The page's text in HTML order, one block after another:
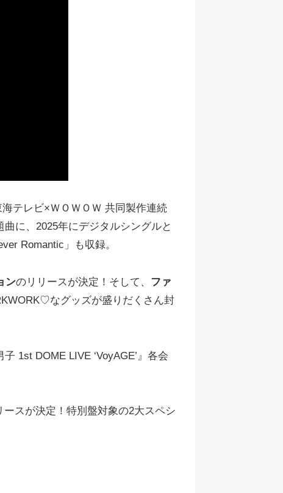
テレビ×ＷＯＷＯＷ 共同製作連続
に、2025年にデジタルシングルと
Romantic」も収録。
ンのリリースが決定！そして、 ファ
なグッズが盛りだくさん封
1st DOME LIVE ‘VoyAGE’』各会
スが決定！特別盤対象の2大スペシ